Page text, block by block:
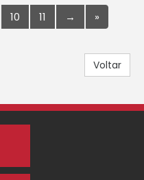
10 11 → »
Voltar